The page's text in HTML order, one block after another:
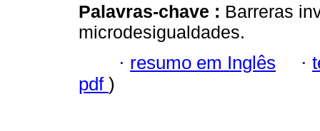
Palavras-chave : Barreras
microdesigualdades.
· resumo em Inglês ·
pdf )